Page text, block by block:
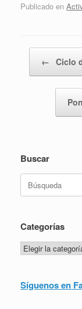
Publicado en
← Ciclo
Buscar
Categorías
Categorías
Síguenos en